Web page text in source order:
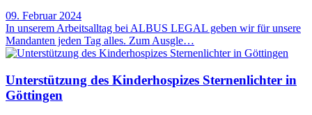
09. Februar 2024
In unserem Arbeitsalltag bei ALBUS LEGAL geben wir für unsere
Mandanten jeden Tag alles. Zum Ausgle…
Unterstützung des Kinderhospizes Sternenlichter in
Göttingen